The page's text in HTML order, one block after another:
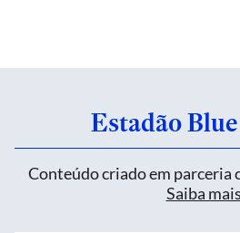
Estadão
Conteúdo criado em parceria
Saiba mais